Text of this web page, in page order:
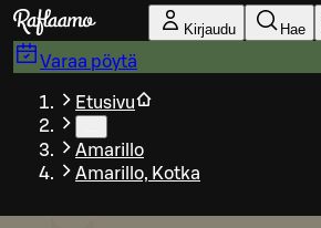
Siirry pääsisältöön
Kirjaudu Hae
Varaa pöytä
Etusivu
Amarillo
Amarillo, Kotka